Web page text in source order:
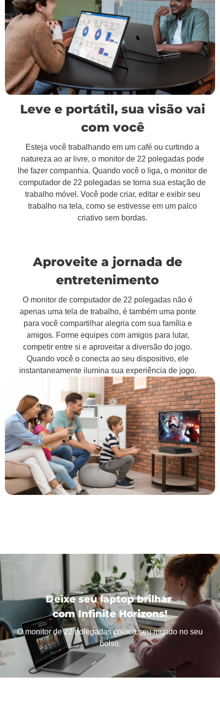
Leve e portátil, sua visão vai
com você
Esteja você trabalhando em um café ou curtindo a
natureza ao ar livre, o monitor de 22 polegadas pode
lhe fazer companhia. Quando você o liga, o monitor de
computador de 22 polegadas se torna sua estação de
trabalho móvel. Você pode criar, editar e exibir seu
trabalho na tela, como se estivesse em um palco
criativo sem bordas.
Aproveite a jornada de
entretenimento
O monitor de computador de 22 polegadas não é
apenas uma tela de trabalho, é também uma ponte
para você compartilhar alegria com sua família e
amigos. Forme equipes com amigos para lutar,
competir entre si e aproveitar a diversão do jogo.
Quando você o conecta ao seu dispositivo, ele
instantaneamente ilumina sua experiência de jogo.
Deixe seu laptop brilhar
com Infinite Horizons!
O monitor de 22 polegadas coloca seu mundo no seu
bolso.